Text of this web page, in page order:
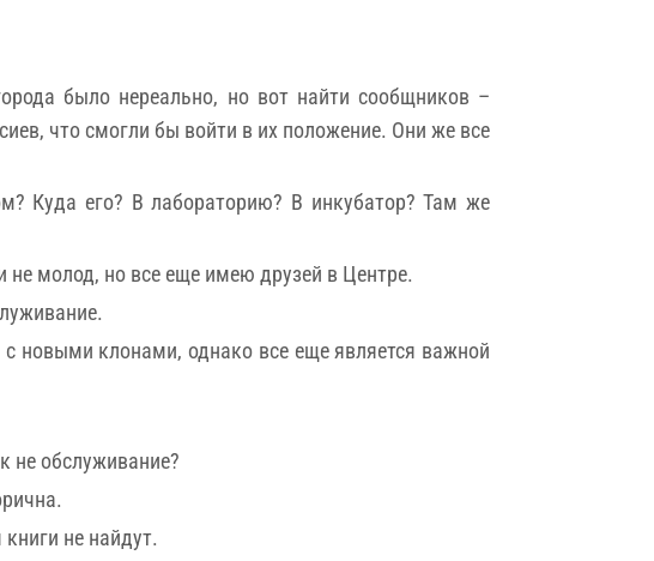
было нереально, но вот найти сообщников –
что смогли бы войти в их положение. Они же все
Куда его? В лабораторию? В инкубатор? Там же
молод, но все еще имею друзей в Центре.
новыми клонами, однако все еще является важной
не обслуживание?
не найдут.